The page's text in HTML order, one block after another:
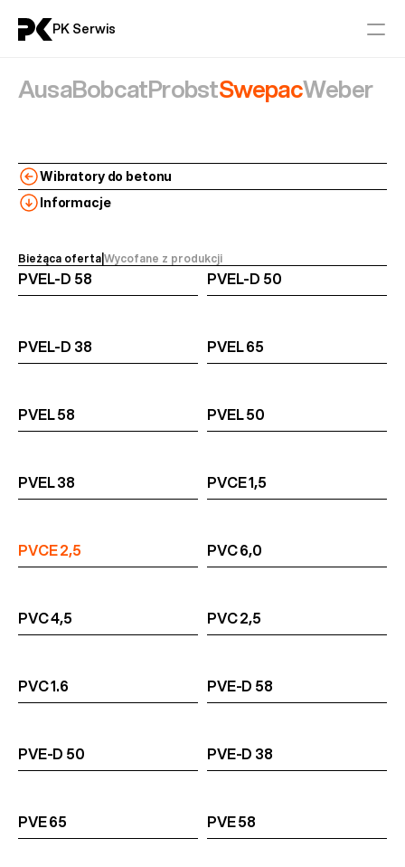
AusaBobcatProbstSwepacWeber
Wibratory do betonu
Informacje
Bieżąca ofertaWycofane z produkcji
PVEL-D 58 PVEL-D 50
PVEL-D 38 PVEL 65
PVEL 58 PVEL 50
PVEL 38 PVCE 1,5
PVCE 2,5 PVC 6,0
PVC 4,5 PVC 2,5
PVC 1.6 PVE-D 58
PVE-D 50 PVE-D 38
PVE 65 PVE 58
PK Serwis
Aktualności
Serwis
PROBST
SWEPAC
Maszyny Budowlane